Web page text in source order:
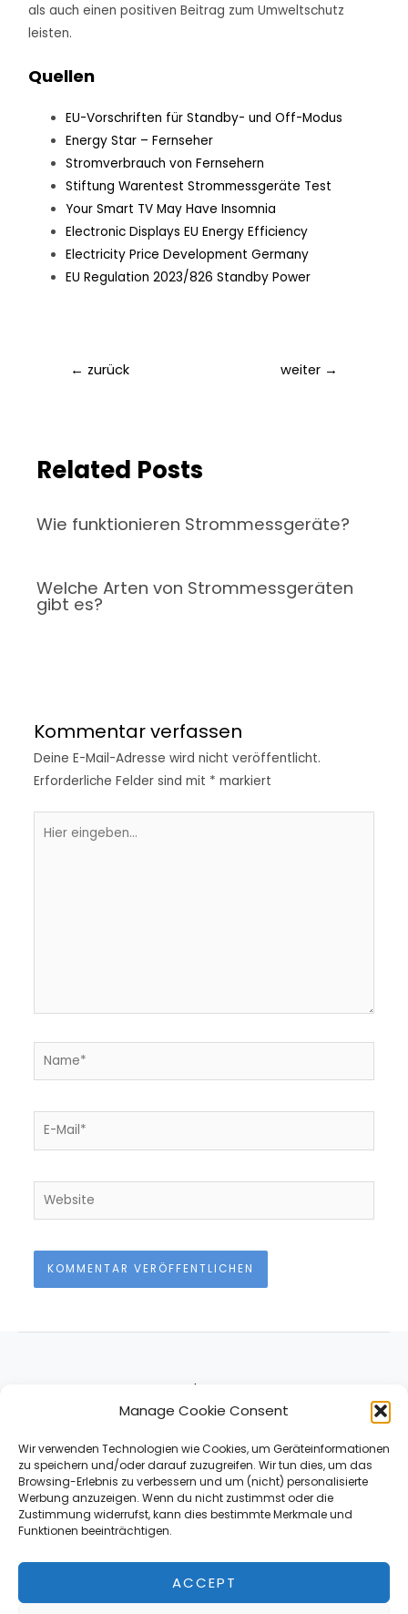
Manage Cookie Consent
Wir verwenden Technologien wie Cookies, um Geräteinformationen
zu speichern und/oder darauf zuzugreifen. Wir tun dies, um das
Browsing-Erlebnis zu verbessern und um (nicht) personalisierte
Werbung anzuzeigen. Wenn du nicht zustimmst oder die
Zustimmung widerrufst, kann dies bestimmte Merkmale und
Funktionen beeinträchtigen.
ACCEPT
als auch einen positiven Beitrag zum Umweltschutz
leisten.
Quellen
EU-Vorschriften für Standby- und Off-Modus
Energy Star – Fernseher
Stromverbrauch von Fernsehern
Stiftung Warentest Strommessgeräte Test
Your Smart TV May Have Insomnia
Electronic Displays EU Energy Efficiency
Electricity Price Development Germany
EU Regulation 2023/826 Standby Power
← zurück weiter →
Related Posts
Wie funktionieren Strommessgeräte?
Welche Arten von Strommessgeräten
gibt es?
Kommentar verfassen
Deine E-Mail-Adresse wird nicht veröffentlicht.
Erforderliche Felder sind mit * markiert
About
Impressum & Contact
*Affiliate Link